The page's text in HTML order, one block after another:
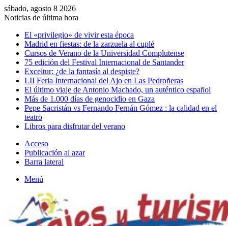
sábado, agosto 8 2026
Noticias de última hora
El «privilegio» de vivir esta época
Madrid en fiestas: de la zarzuela al cuplé
Cursos de Verano de la Universidad Complutense
75 edición del Festival Internacional de Santander
Exceltur: ¿de la fantasía al despiste?
LII Feria Internacional del Ajo en Las Pedroñeras
El último viaje de Antonio Machado, un auténtico español
Más de 1.000 días de genocidio en Gaza
Pepe Sacristán vs Fernando Fernán Gómez : la calidad en el
teatro
Libros para disfrutar del verano
Acceso
Publicación al azar
Barra lateral
Menú